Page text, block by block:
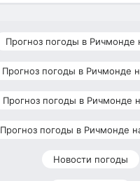
Прогноз погоды в Ричмонде
Прогноз погоды в Ричмонде
Прогноз погоды в Ричмонде
Прогноз погоды в Ричмонде
Новости погоды